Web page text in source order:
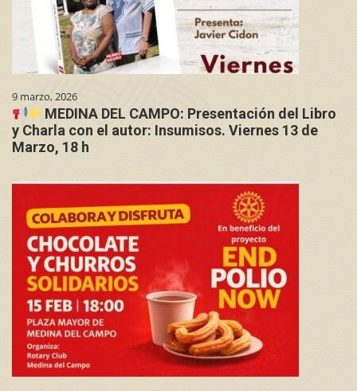
9 marzo, 2026
MEDINA DEL CAMPO: Presentación del Libro
y Charla con el autor: Insumisos. Viernes 13 de
Marzo, 18 h